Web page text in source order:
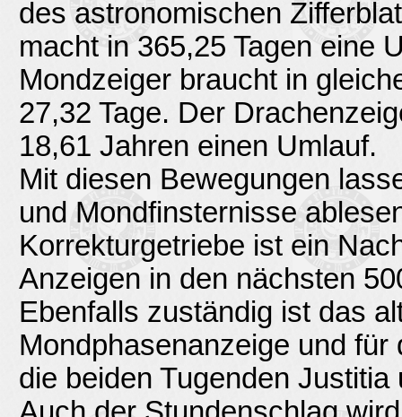
des astronomischen
macht in 365,25 Tagen eine
Mondzeiger braucht in
27,32 Tage. Der
18,61 Jahren einen Umlauf.
Mit diesen Bewegungen
und Mondfinsternisse
Korrekturgetriebe ist ein
Anzeigen in den nächsten
Ebenfalls zuständig ist das
Mondphasenanzeige und
die beiden Tugenden